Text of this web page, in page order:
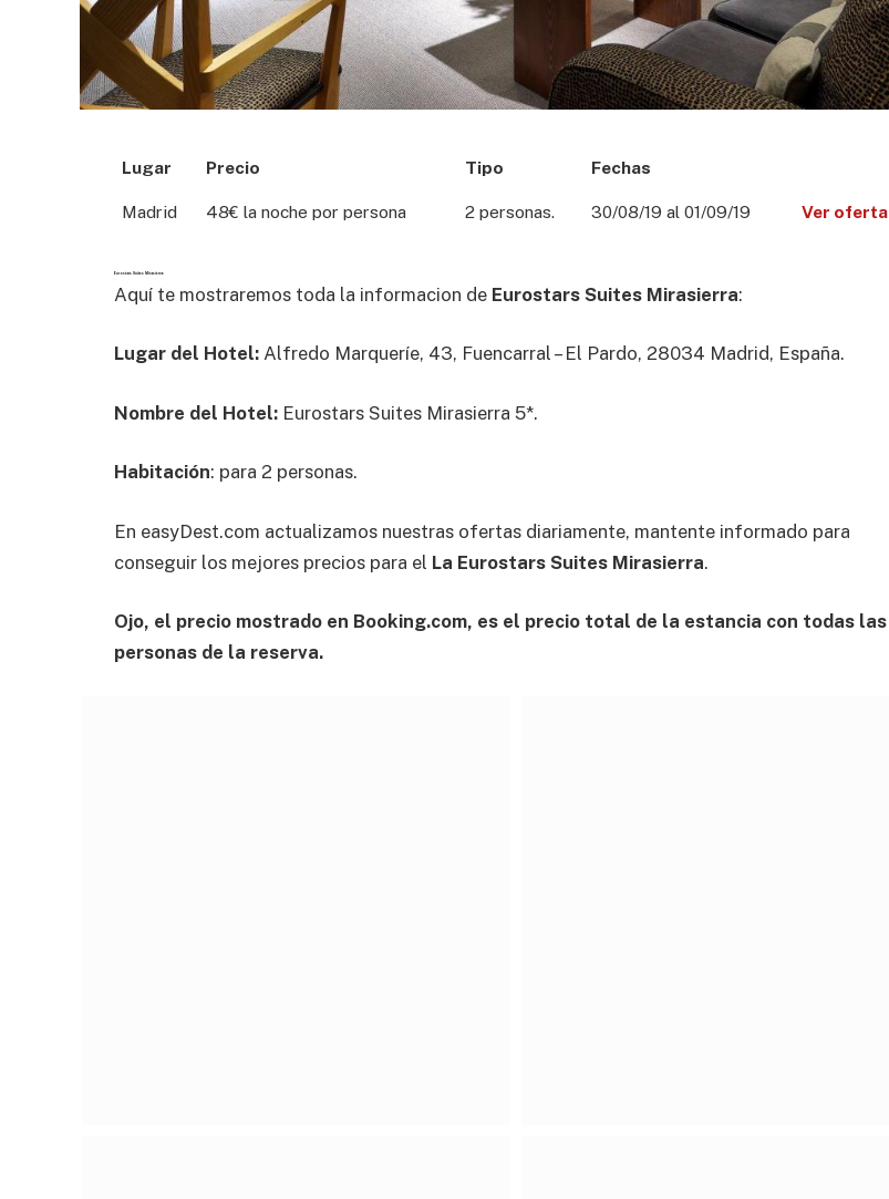
Lugar Precio Tipo Fechas
Madrid 48€ la noche por persona 2 personas. 30/08/19 al 01/09/19 Ver oferta
Eurostars Suites Mirasierra:
Aquí te mostraremos toda la informacion de Eurostars Suites Mirasierra:
Lugar del Hotel: Alfredo Marqueríe, 43, Fuencarral – El Pardo, 28034 Madrid, España.
Nombre del Hotel: Eurostars Suites Mirasierra 5*.
Habitación: para 2 personas.
En easyDest.com actualizamos nuestras ofertas diariamente, mantente informado para
conseguir los mejores precios para el La Eurostars Suites Mirasierra.
Ojo, el precio mostrado en Booking.com, es el precio total de la estancia con todas las
personas de la reserva.